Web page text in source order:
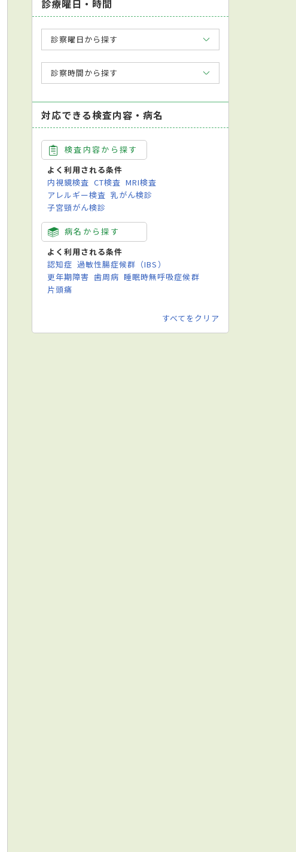
美容皮膚科 小児科
診療曜日・時間
診察曜日から探す
診察時間から探す
対応できる検査内容・病名
検査内容から探す
よく利用される条件
内視鏡検査 CT検査 MRI検査
アレルギー検査 乳がん検診
子宮頸がん検診
病名から探す
よく利用される条件
認知症 過敏性腸症候群（IBS）
更年期障害 歯周病 睡眠時無呼吸症候群
片頭痛
すべてをクリア